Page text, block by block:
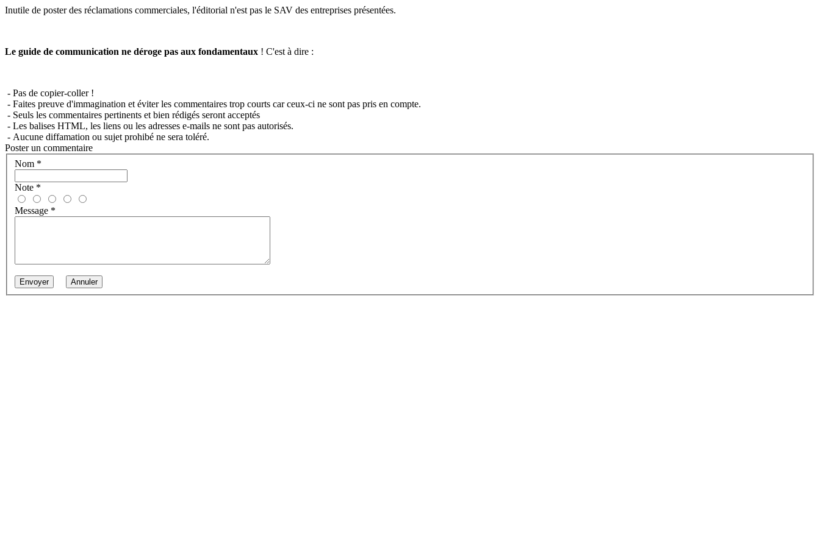
Inutile de poster des réclamations commerciales, l'éditorial n'est pas le SAV des entreprises présentées.
Le guide de communication ne déroge pas aux fondamentaux ! C'est à dire :
- Pas de copier-coller !
- Faites preuve d'immagination et éviter les commentaires trop courts car ceux-ci ne sont pas pris en compte.
- Seuls les commentaires pertinents et bien rédigés seront acceptés
- Les balises HTML, les liens ou les adresses e-mails ne sont pas autorisés.
- Aucune diffamation ou sujet prohibé ne sera toléré.
Poster un commentaire
Nom *
Note *
Message *